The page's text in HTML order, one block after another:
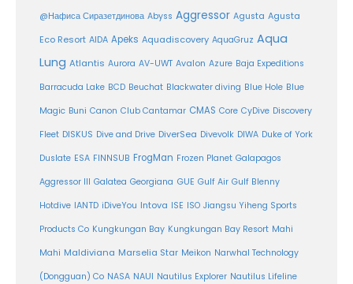
@Нафиса Сиразетдинова Abyss Aggressor Agusta Agusta
Eco Resort AIDA Apeks Aquadiscovery AquaGruz Aqua
Lung Atlantis Aurora AV-UWT Avalon Azure Baja Expeditions
Barracuda Lake BCD Beuchat Blackwater diving Blue Hole Blue
Magic Buni Canon Club Cantamar CMAS Core CyDive Discovery
Fleet DISKUS Dive and Drive DiverSea Divevolk DIWA Duke of York
Duslate ESA FINNSUB FrogMan Frozen Planet Galapagos
Aggressor III Galatea Georgiana GUE Gulf Air Gulf Blenny
Hotdive IANTD iDiveYou Intova ISE ISO Jiangsu Yiheng Sports
Products Co Kungkungan Bay Kungkungan Bay Resort Mahi
Mahi Maldiviana Marselia Star Meikon Narwhal Technology
(Dongguan) Co NASA NAUI Nautilus Explorer Nautilus Lifeline